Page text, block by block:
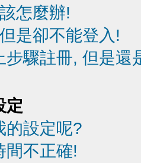
怎麼辦!
是卻不能登入!
步驟註冊, 但是還
定
的設定呢?
間不正確!